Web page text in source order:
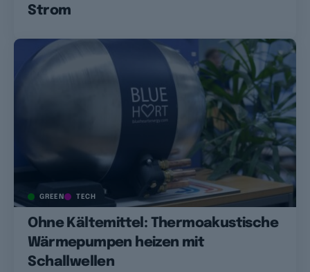
Strom
GREEN TECH
Ohne Kältemittel: Thermoakustische
Wärmepumpen heizen mit
Schallwellen